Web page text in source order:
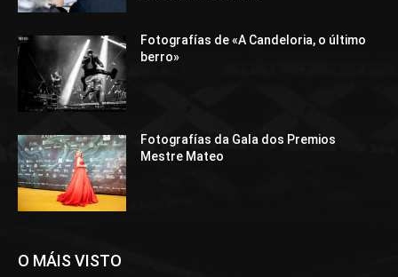
Fotografías de «A Candeloria, o último
berro»
Fotografías da Gala dos Premios
Mestre Mateo
O MÁIS VISTO